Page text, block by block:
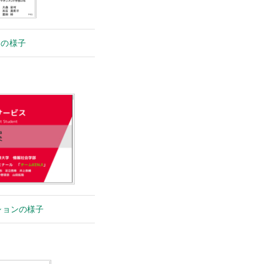
様子
ンの様子